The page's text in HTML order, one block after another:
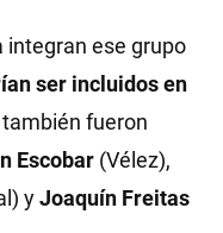
integran ese grupo
ser incluidos en
fueron
Escobar (Vélez),
yJoaquín Freitas